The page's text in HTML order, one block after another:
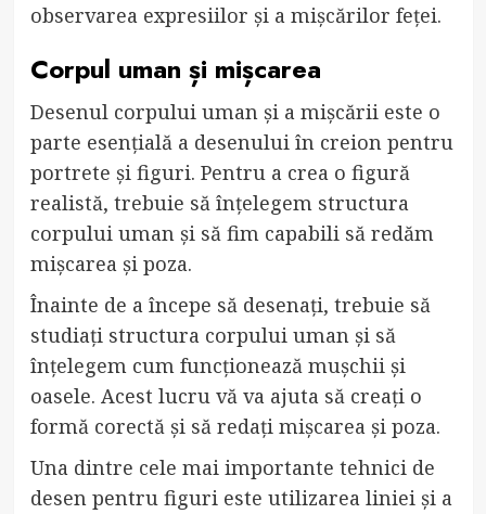
observarea expresiilor și a mișcărilor feței.
Corpul uman și mișcarea
Desenul corpului uman și a mișcării este o
parte esențială a desenului în creion pentru
portrete și figuri. Pentru a crea o figură
realistă, trebuie să înțelegem structura
corpului uman și să fim capabili să redăm
mișcarea și poza.
Înainte de a începe să desenați, trebuie să
studiați structura corpului uman și să
înțelegem cum funcționează mușchii și
oasele. Acest lucru vă va ajuta să creați o
formă corectă și să redați mișcarea și poza.
Una dintre cele mai importante tehnici de
desen pentru figuri este utilizarea liniei și a